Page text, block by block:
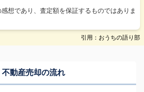
想であり、査定額を保証するものではありま
引用：おうちの語り部
不動産売却の流れ